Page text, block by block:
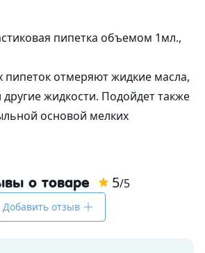
в городе
(ВСГ)
для шоколада
косметики
пипетка объемом 1мл.,
отмеряют жидкие масла,
жидкости. Подойдет также
основой мелких
о товаре 5/5
Добавить отзыв